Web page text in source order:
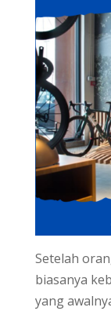
Setelah
biasanya
yang